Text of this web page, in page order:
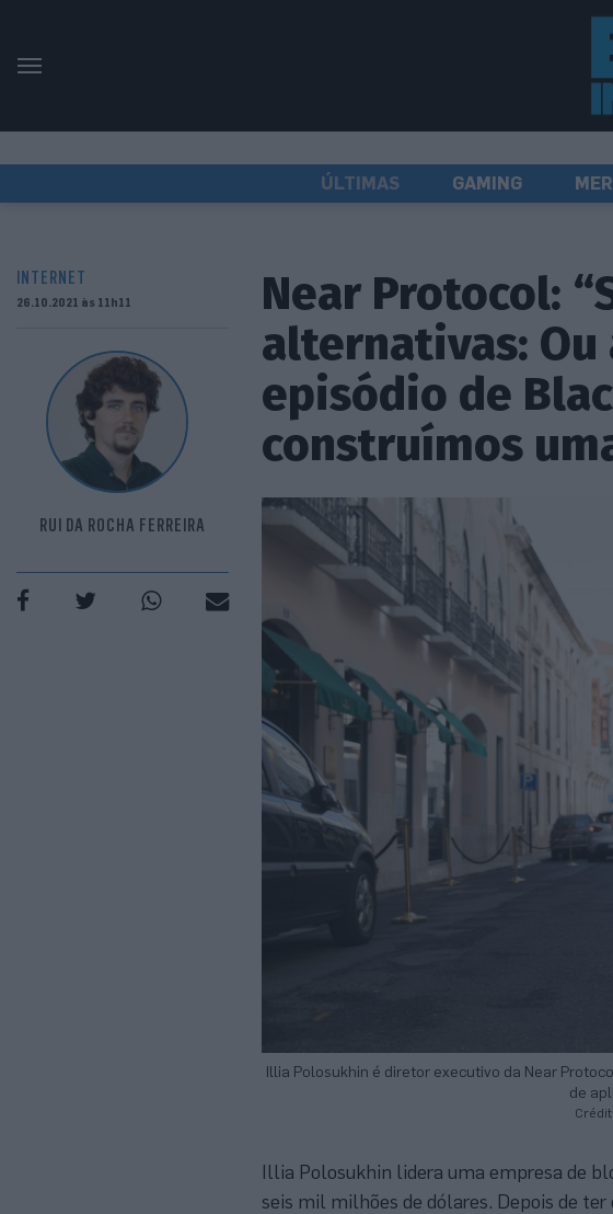
ÚLTIMAS
GAMING
INTERNET
26.10.2021 às 11h11
RUI DA ROCHA FERREIRA
Near Protocol:
alternativas: Ou
episódio de
construímos
Illia Polosukhin é diretor executivo da Near
de
Illia Polosukhin lidera uma empresa de
seis mil milhões de dólares. Depois de